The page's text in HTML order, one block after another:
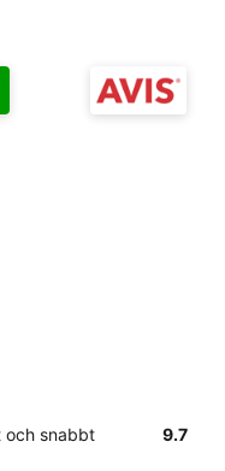
och snabbt 9.7